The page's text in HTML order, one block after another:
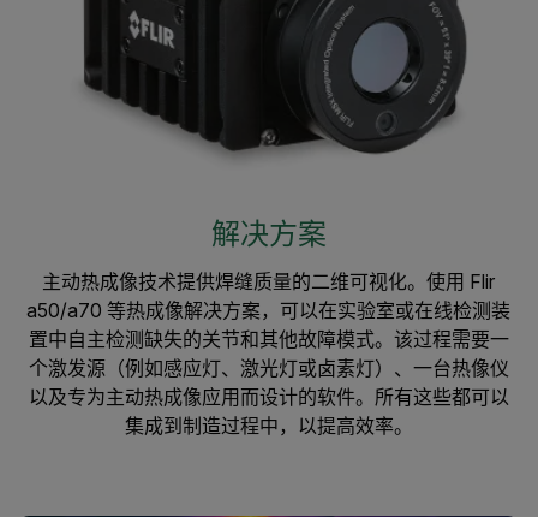
解决方案
主动热成像技术提供焊缝质量的二维可视化。使用 Flir
a50/a70 等热成像解决方案，可以在实验室或在线检测装
置中自主检测缺失的关节和其他故障模式。该过程需要一
个激发源（例如感应灯、激光灯或卤素灯）、一台热像仪
以及专为主动热成像应用而设计的软件。所有这些都可以
集成到制造过程中，以提高效率。